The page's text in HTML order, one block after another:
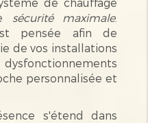
sécurité maximale.
pensée afin de
de vos installations
personnalisée et
s'étend dans